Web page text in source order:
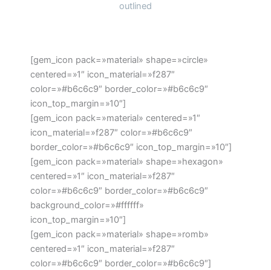
outlined
[gem_icon pack=»material» shape=»circle»
centered=»1″ icon_material=»f287″
color=»#b6c6c9″ border_color=»#b6c6c9″
icon_top_margin=»10″]
[gem_icon pack=»material» centered=»1″
icon_material=»f287″ color=»#b6c6c9″
border_color=»#b6c6c9″ icon_top_margin=»10″]
[gem_icon pack=»material» shape=»hexagon»
centered=»1″ icon_material=»f287″
color=»#b6c6c9″ border_color=»#b6c6c9″
background_color=»#ffffff»
icon_top_margin=»10″]
[gem_icon pack=»material» shape=»romb»
centered=»1″ icon_material=»f287″
color=»#b6c6c9″ border_color=»#b6c6c9″]